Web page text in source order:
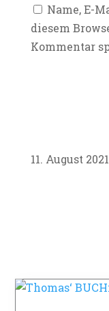
Name, E-
diesem
Kommentar
11. August 2021